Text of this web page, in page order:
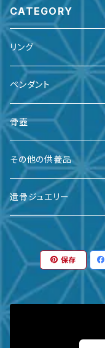
CATEGORY
リング
ペンダント
骨壺
備前焼
九谷焼
有田焼
瀬戸焼
ガラス
その他の供養品
遺骨ジュエリー
遺骨ダイヤ
台座・リング
台座・ネックレス
保存